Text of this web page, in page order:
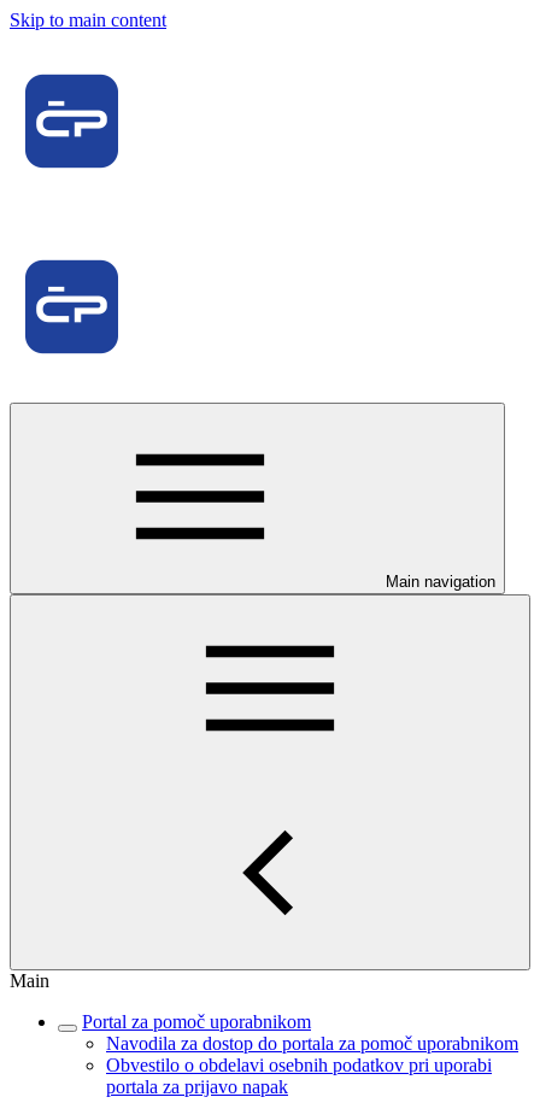
Skip to main content
Main navigation
Main
Portal za pomoč uporabnikom
Navodila za dostop do portala za pomoč uporabnikom
Obvestilo o obdelavi osebnih podatkov pri uporabi
portala za prijavo napak